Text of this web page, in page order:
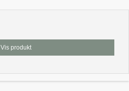
Vis produkt